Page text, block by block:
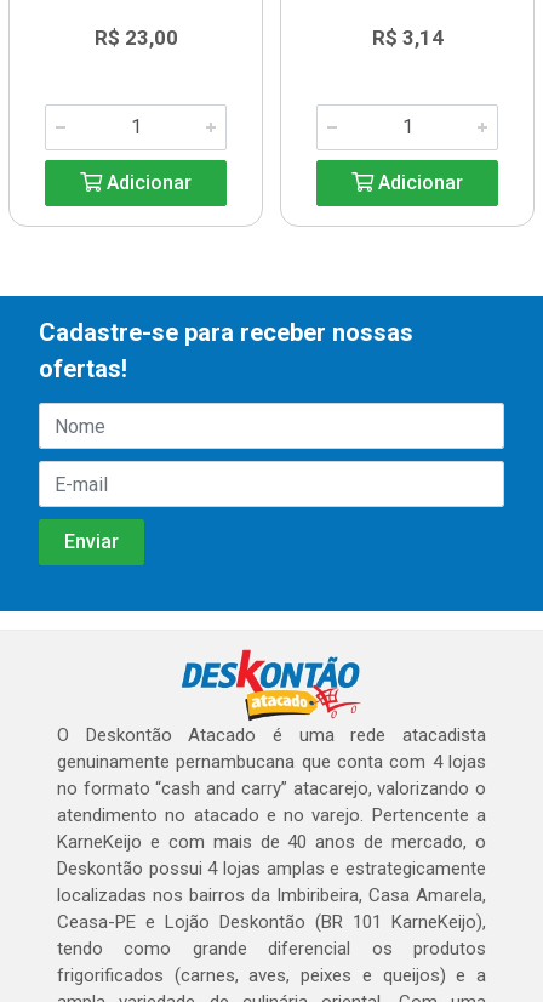
R$ 23,00
Adicionar
R$ 3,14
Adicionar
Cadastre-se para receber nossas
ofertas!
O Deskontão Atacado é uma rede atacadista
genuinamente pernambucana que conta com 4 lojas
no formato “cash and carry” atacarejo, valorizando o
atendimento no atacado e no varejo. Pertencente a
KarneKeijo e com mais de 40 anos de mercado, o
Deskontão possui 4 lojas amplas e estrategicamente
localizadas nos bairros da Imbiribeira, Casa Amarela,
Ceasa-PE e Lojão Deskontão (BR 101 KarneKeijo),
tendo como grande diferencial os produtos
frigorificados (carnes, aves, peixes e queijos) e a